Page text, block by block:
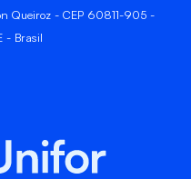
Queiroz - CEP 60811-905 -
- Brasil